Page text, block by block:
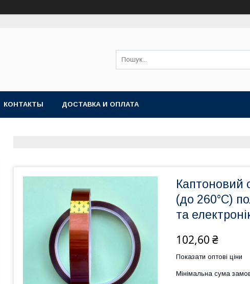
КОНТАКТЫ ДОСТАВКА И ОПЛАТА
Каптоновий
(до 260°C)
та
102,60 ₴
Показати оптові ціни
Мінімальна сума